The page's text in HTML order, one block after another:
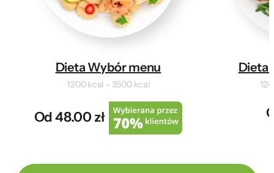
Dieta Wybór menu
1200 kcal – 3500 kcal
Od 48.00 zł
Dieta